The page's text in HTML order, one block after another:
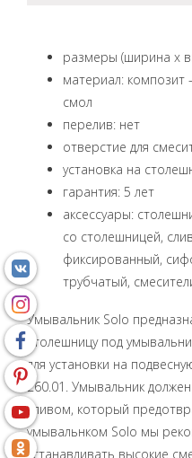
размеры (ширина x
материал: композит
смол
перелив: нет
отверстие для
установка на
гарантия: 5 лет
аксессуары:
со столешницей,
фиксированный,
трубчатый,
Умывальник Solo
столешницу под
для установки на
260.01. Умывальник
сливом, который
умывальнком Solo мы
устанавливать высокие